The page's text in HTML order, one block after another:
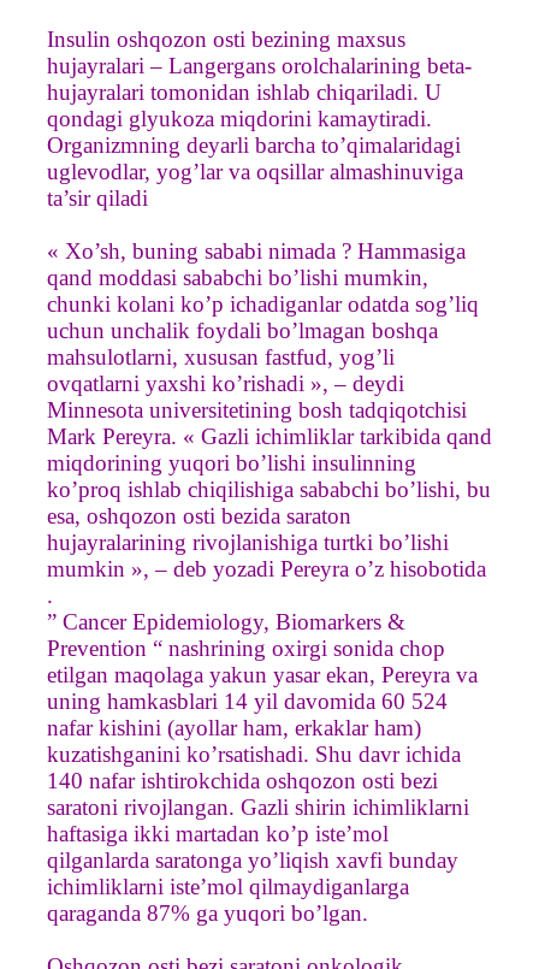
Insulin oshqozon osti bezining maxsus
hujayralari – Langergans orolchalarining beta-
hujayralari tomonidan ishlab chiqariladi. U
qondagi glyukoza miqdorini kamaytiradi.
Organizmning deyarli barcha to’qimalaridagi
uglevodlar, yog’lar va oqsillar almashinuviga
ta’sir qiladi
« Xo’sh, buning sababi nimada ? Hammasiga
qand moddasi sababchi bo’lishi mumkin,
chunki kolani ko’p ichadiganlar odatda sog’liq
uchun unchalik foydali bo’lmagan boshqa
mahsulotlarni, xususan fastfud, yog’li
ovqatlarni yaxshi ko’rishadi », – deydi
Minnesota universitetining bosh tadqiqotchisi
Mark Pereyra. « Gazli ichimliklar tarkibida qand
miqdorining yuqori bo’lishi insulinning
ko’proq ishlab chiqilishiga sababchi bo’lishi, bu
esa, oshqozon osti bezida saraton
hujayralarining rivojlanishiga turtki bo’lishi
mumkin », – deb yozadi Pereyra o’z hisobotida
.
” Cancer Epidemiology, Biomarkers &
Prevention “ nashrining oxirgi sonida chop
etilgan maqolaga yakun yasar ekan, Pereyra va
uning hamkasblari 14 yil davomida 60 524
nafar kishini (ayollar ham, erkaklar ham)
kuzatishganini ko’rsatishadi. Shu davr ichida
140 nafar ishtirokchida oshqozon osti bezi
saratoni rivojlangan. Gazli shirin ichimliklarni
haftasiga ikki martadan ko’p iste’mol
qilganlarda saratonga yo’liqish xavfi bunday
ichimliklarni iste’mol qilmaydiganlarga
qaraganda 87% ga yuqori bo’lgan.